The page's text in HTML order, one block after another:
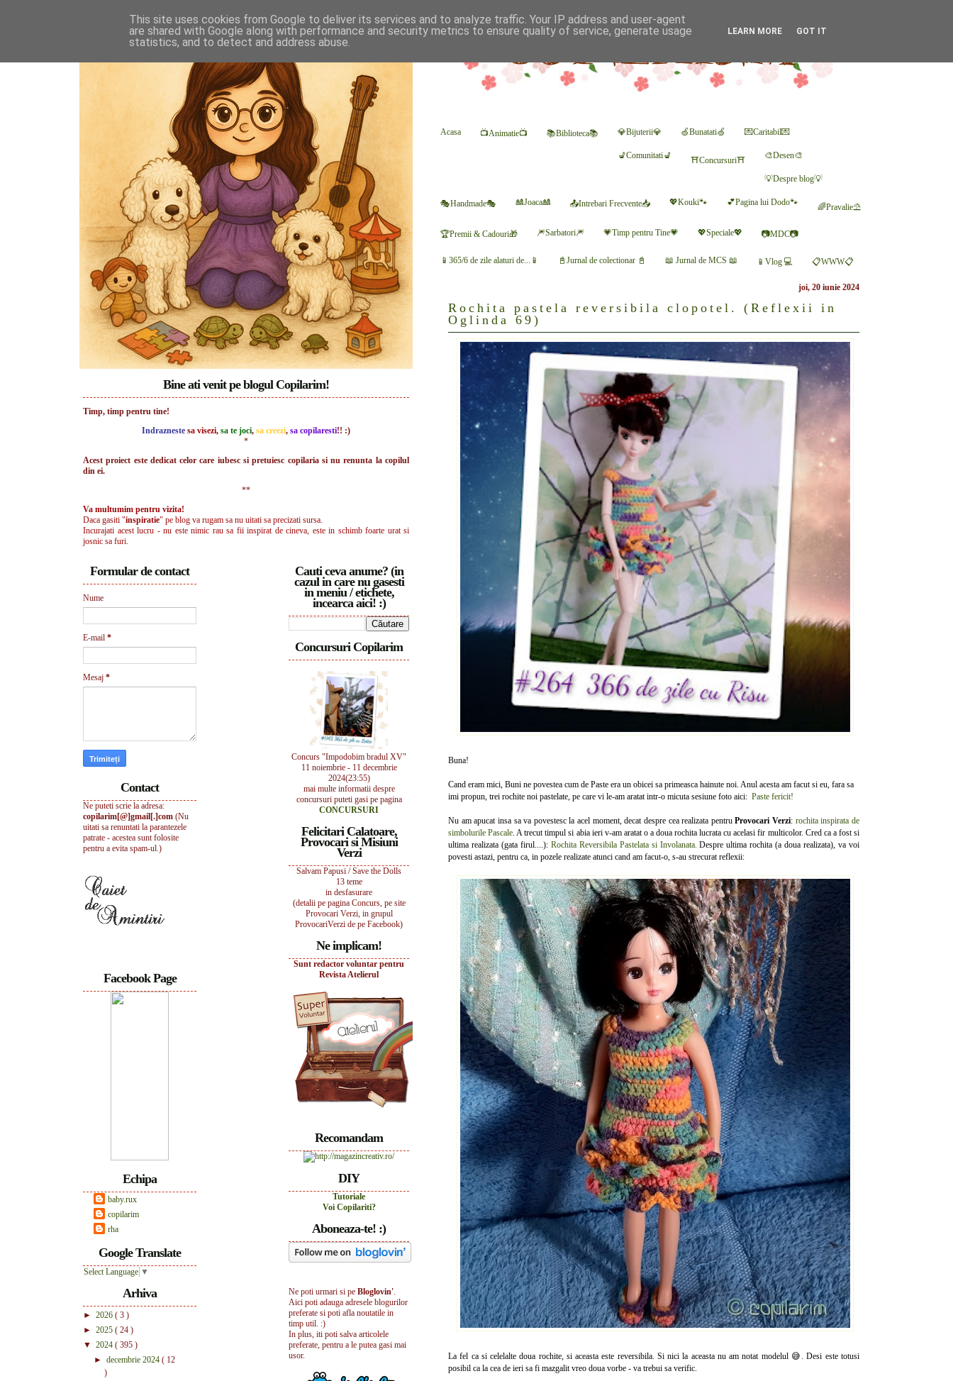
Acasa 📺Animatie📺 📚Biblioteca📚 💎Bijuterii💎 🍏Bunatati🍏 💌Caritabil💌
💺Comunitati💺 ⛩Concursuri⛩ 🎨Desen🎨
💡Despre blog💡
🎭Handmade🎭 🎎Joaca🎎 📤Intrebari Frecvente📥 💖Kouki🐾 💕Pagina lui Dodo🐾 🌈Pravalie⛱
🏆Premii & Cadouri🎁 🎆Sarbatori🎆 💗Timp pentru Tine💗 💖Speciale💖 📷MDC📷
📱365/6 de zile alaturi de...📱 📓Jurnal de colectionar 📓 📖 Jurnal de MCS 📖 📱Vlog 💻 📋WWW📋
joi, 20 iunie 2024
Rochita pastela reversibila clopotel. (Reflexii in
Oglinda 69)
Buna!
Cand eram mici, Buni ne povestea cum de Paste era un obicei sa primeasca hainute noi. Anul acesta am facut si eu, fara sa
imi propun, trei rochite noi pastelate, pe care vi le-am aratat intr-o micuta sesiune foto aici: Paste fericit!
Nu am apucat insa sa va povestesc la acel moment, decat despre cea realizata pentruProvocari Verzi: rochita inspirata de
simbolurile Pascale. A trecut timpul si abia ieri v-am aratat o a doua rochita lucrata cu acelasi fir multicolor. Cred ca a fost si
ultima realizata (gata firul....): Rochita Reversibila Pastelata si Involanata. Despre ultima rochita (a doua realizata), va voi
povesti astazi, pentru ca, in pozele realizate atunci cand am facut-o, s-au strecurat reflexii:
La fel ca si celelalte doua rochite, si aceasta este reversibila. Si nici la aceasta nu am notat modelul 😅. Desi este totusi
posibil ca la cea de ieri sa fi mazgalit vreo doua vorbe - va trebui sa verific.
Bine ati venit pe blogul Copilarim!
Timp, timp pentru tine!
Indrazneste sa visezi, sa te joci, sa creezi, sa copilaresti!! :)
*
Acest proiect este dedicat celor care iubesc si pretuiesc copilaria si nu renunta la copilul
din ei.
**
Va multumim pentru vizita!
Daca gasiti "inspiratie" pe blog va rugam sa nu uitati sa precizati sursa.
Incurajati acest lucru - nu este nimic rau sa fii inspirat de cineva, este in schimb foarte urat si
josnic sa furi.
Cauti ceva anume? (in
cazul in care nu gasesti
in meniu / etichete,
incearca aici! :)
Concursuri Copilarim
Concurs "Impodobim bradul XV"
11 noiembrie - 11 decembrie
2024(23:55)
mai multe informatii despre
concursuri puteti gasi pe pagina
CONCURSURI
Felicitari Calatoare,
Provocari si Misiuni
Verzi
Salvam Papusi / Save the Dolls
13 teme
in desfasurare
(detalii pe pagina Concurs, pe site
Provocari Verzi, in grupul
ProvocariVerzi de pe Facebook)
Ne implicam!
Sunt redactor voluntar pentru
Revista Atelierul
Recomandam
DIY
Tutoriale
Voi Copilariti?
Aboneaza-te! :)
Ne poti urmari si pe Bloglovin'.
Aici poti adauga adresele blogurilor
preferate si poti afla noutatile in
timp util. :)
In plus, iti poti salva articolele
preferate, pentru a le putea gasi mai
usor.
Formular de contact
Nume
E-mail *
Mesaj *
Contact
Ne puteti scrie la adresa:
copilarim[@]gmail[.]com (Nu
uitati sa renuntati la parantezele
patrate - acestea sunt folosite
pentru a evita spam-ul.)
Facebook Page
Echipa
baby.rux
copilarim
rha
Google Translate
Select Language ▼
Arhiva
► 2026 ( 3 )
► 2025 ( 24 )
▼ 2024 ( 395 )
► decembrie 2024 ( 12
)
This site uses cookies from Google to deliver its services and to analyze traffic. Your IP address and user-agent
are shared with Google along with performance and security metrics to ensure quality of service, generate usage
statistics, and to detect and address abuse.
LEARN MORE GOT IT